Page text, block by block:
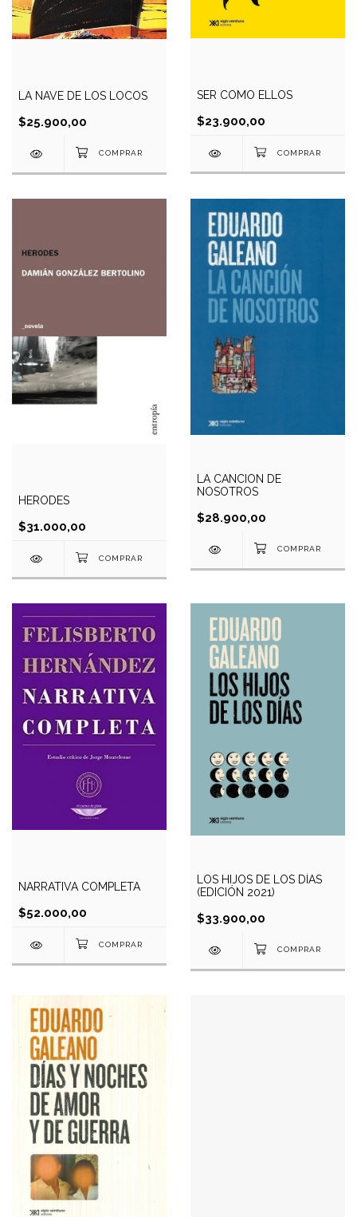
LA NAVE DE LOS LOCOS
$25.900,00
SER COMO ELLOS
$23.900,00
HERODES
$31.000,00
LA CANCION DE
NOSOTROS
$28.900,00
NARRATIVA COMPLETA
$52.000,00
LOS HIJOS DE LOS DÍAS
(EDICIÓN 2021)
$33.900,00